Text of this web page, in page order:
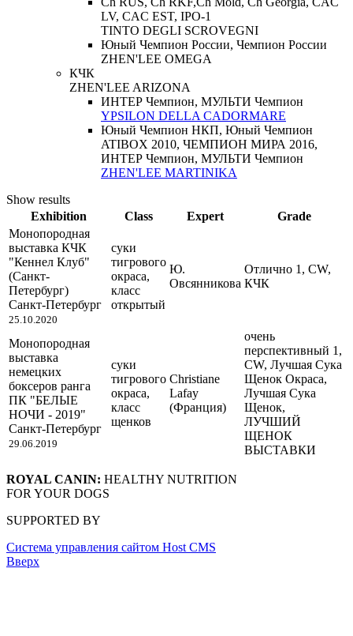
LV, CAC EST, IPO-1
TINTO DEGLI SCROVEGNI
Юный Чемпион России, Чемпион России
ZHEN'LEE OMEGA
КЧК
ZHEN'LEE ARIZONA
ИНТЕР Чемпион, МУЛЬТИ Чемпион
YPSILON DELLA CADORMARE
Юный Чемпион НКП, Юный Чемпион
ATIBOX 2010, ЧЕМПИОН МИРА 2016,
ИНТЕР Чемпион, МУЛЬТИ Чемпион
ZHEN'LEE MARTINIKA
Show results
Exhibition
Class Expert
Grade
Монопородная
выставка КЧК
"Кеннел Клуб"
(Санкт-
Петербург)
Санкт-Петербург
25.10.2020
суки
тигрового
окраса,
класс
открытый
Ю.
Овсянникова
Отлично 1, CW,
КЧК
Монопородная
выставка
немецких
боксеров ранга
ПК "БЕЛЫЕ
НОЧИ - 2019"
Санкт-Петербург
29.06.2019
суки
тигрового
окраса,
класс
щенков
Christiane
Lafay
(Франция)
очень
перспективный 1,
CW, Лучшая Сука
Щенок Окраса,
Лучшая Сука
Щенок,
ЛУЧШИЙ
ЩЕНОК
ВЫСТАВКИ
ROYAL CANIN: HEALTHY NUTRITION
FOR YOUR DOGS
SUPPORTED BY
Система управления сайтом Host CMS
Вверх